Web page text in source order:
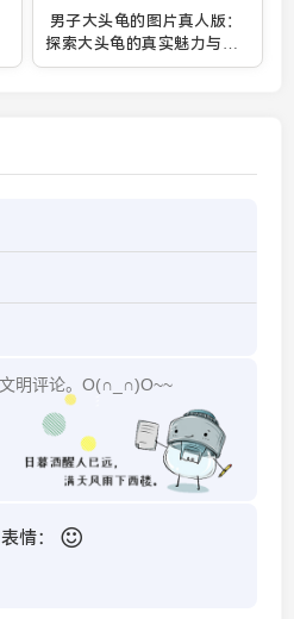
男子大头龟的图片真人版：
探索大头龟的真实魅力与科
普知识
表情：